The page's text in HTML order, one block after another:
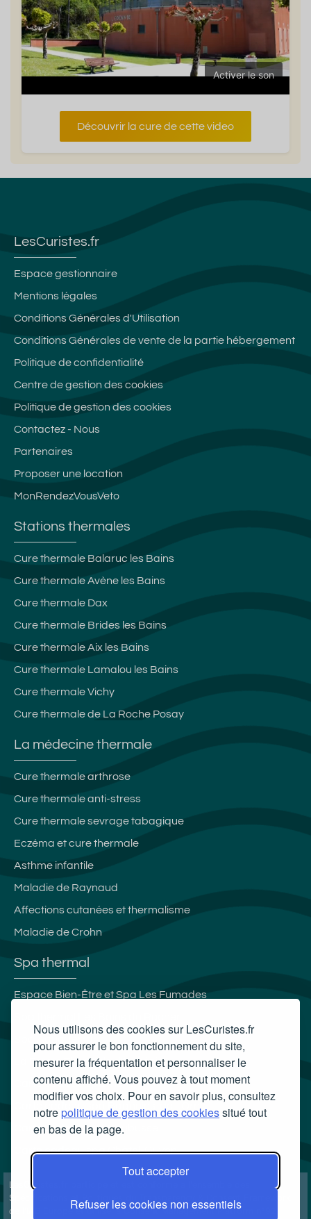
Nous utilisons des cookies sur LesCuristes.fr
pour assurer le bon fonctionnement du site,
mesurer la fréquentation et personnaliser le
contenu affiché. Vous pouvez à tout moment
modifier vos choix. Pour en savoir plus, consultez
notrepolitique de gestion des cookiessitué tout
en bas de la page.
Tout accepter
Refuser les cookies non essentiels
Activer le son
Découvrir la cure de cette video
LesCuristes.fr
Espace gestionnaire
Mentions légales
Conditions Générales d'Utilisation
Conditions Générales de vente de la partie hébergement
Politique de confidentialité
Centre de gestion des cookies
Politique de gestion des cookies
Contactez - Nous
Partenaires
Proposer une location
MonRendezVousVeto
Stations thermales
Cure thermale Balaruc les Bains
Cure thermale Avène les Bains
Cure thermale Dax
Cure thermale Brides les Bains
Cure thermale Aix les Bains
Cure thermale Lamalou les Bains
Cure thermale Vichy
Cure thermale de La Roche Posay
La médecine thermale
Cure thermale arthrose
Cure thermale anti-stress
Cure thermale sevrage tabagique
Eczéma et cure thermale
Asthme infantile
Maladie de Raynaud
Affections cutanées et thermalisme
Maladie de Crohn
Spa thermal
Espace Bien-Être et Spa Les Fumades
La Ferme Thermale d'Eugénie
Carte cadeau spa Vichy
Carte cadeau spa Bagnoles-de-l'Orne
Carte cadeau spa Saubusse
Carte cadeau spa Châtel-Guyon
LesCuristes.fr participe et est conforme à l'ensemble des
Spécifications et Politiques du Transparency & Consent Framework
de l'IAB Europe et utilise la Consent Management Platform n°92.